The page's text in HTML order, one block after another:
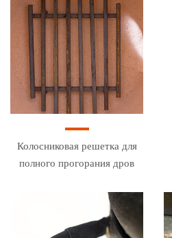
Колосниковая решетка для
полного прогорания дров